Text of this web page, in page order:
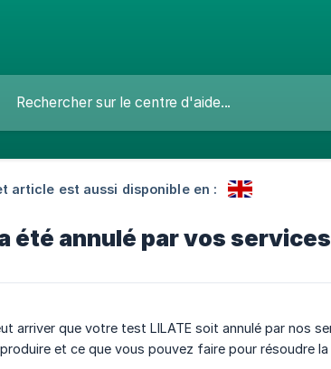
article est aussi disponible en :
été annulé par vos
arriver que votre test LILATE soit annulé par nos
et ce que vous pouvez faire pour résoudre